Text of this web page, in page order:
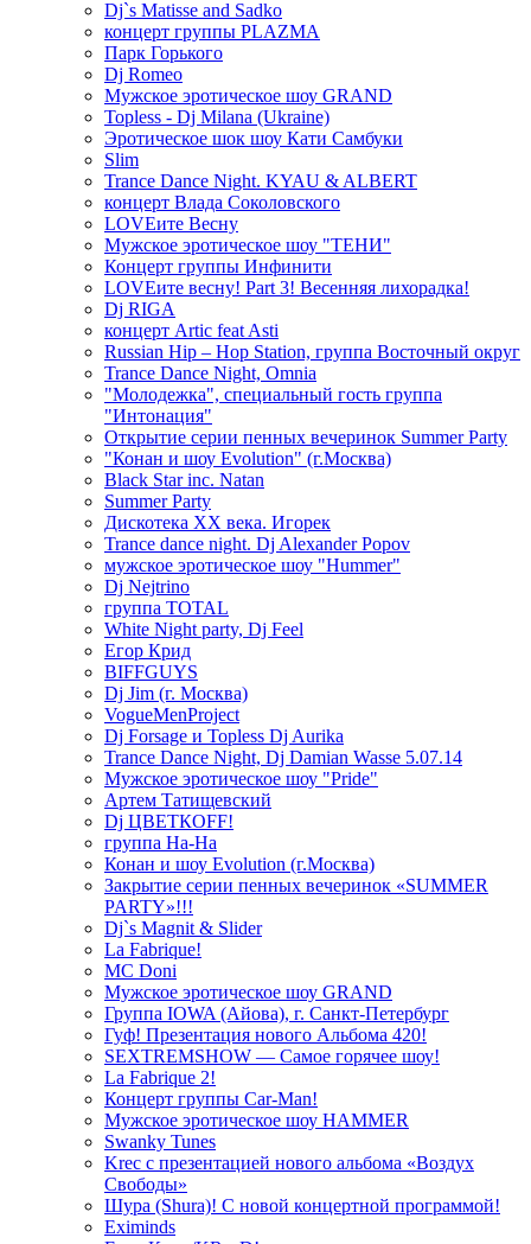
Dj`s Matisse and Sadko
концерт группы PLAZMA
Парк Горького
Dj Romeo
Мужское эротическое шоу GRAND
Topless - Dj Milana (Ukraine)
Эротическое шок шоу Кати Самбуки
Slim
Trance Dance Night. KYAU & ALBERT
концерт Влада Соколовского
LOVEите Весну
Мужское эротическое шоу "ТЕНИ"
Концерт группы Инфинити
LOVEите весну! Part 3! Весенняя лихорадка!
Dj RIGA
концерт Artic feat Asti
Russian Hip – Hop Station, группа Восточный округ
Trance Dance Night, Omnia
"Молодежка", специальный гость группа
"Интонация"
Открытие серии пенных вечеринок Summer Party
"Конан и шоу Evolution" (г.Москва)
Black Star inc. Natan
Summer Party
Дискотека ХХ века. Игорек
Trance dance night. Dj Alexander Popov
мужское эротическое шоу "Hummer"
Dj Nejtrino
группа TOTAL
White Night party, Dj Feel
Егор Крид
BIFFGUYS
Dj Jim (г. Москва)
VogueMenProject
Dj Forsage и Topless Dj Aurika
Trance Dance Night, Dj Damian Wasse 5.07.14
Мужское эротическое шоу "Pride"
Артем Татищевский
Dj ЦВЕТКOFF!
группа На-На
Конан и шоу Evolution (г.Москва)
Закрытие серии пенных вечеринок «SUMMER
PARTY»!!!
Dj`s Magnit & Slider
La Fabrique!
MC Doni
Мужское эротическое шоу GRAND
Группа IOWA (Айова), г. Санкт-Петербург
Гуф! Презентация нового Альбома 420!
SEXTREMSHOW — Самое горячее шоу!
La Fabrique 2!
Концерт группы Car-Man!
Мужское эротическое шоу HAMMER
Swanky Tunes
Krec с презентацией нового альбома «Воздух
Свободы»
Шура (Shura)! С новой концертной программой!
Eximinds